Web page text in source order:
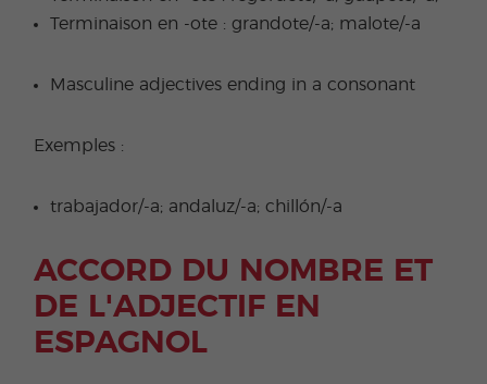
Terminaison en -ote : grandote/-a; malote/-a
Masculine adjectives ending in a consonant
Exemples :
trabajador/-a; andaluz/-a; chillón/-a
ACCORD DU NOMBRE ET
DE L'ADJECTIF EN
ESPAGNOL